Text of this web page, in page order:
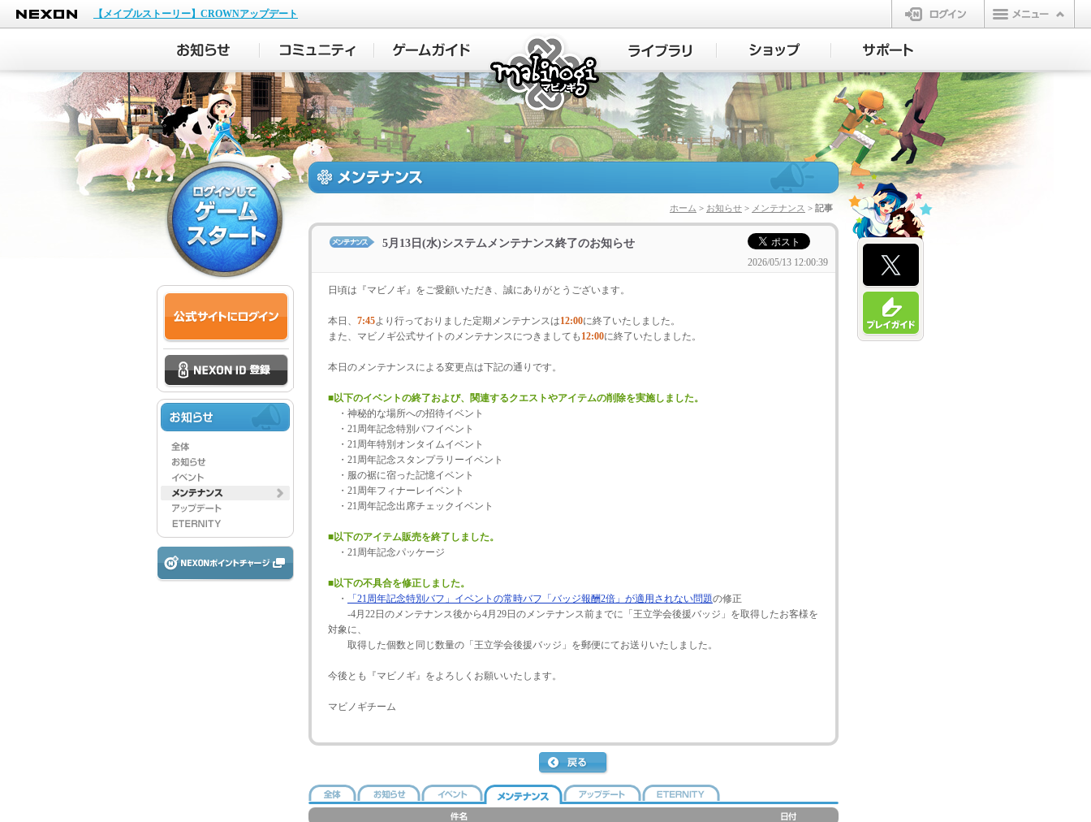
NEXON
【メイプルストーリー】CROWNアップデート
ログイン
マビノギ
ホーム > お知らせ > メンテナンス > 記事
5月13日(水)システムメンテナンス終了のお知らせ
2026/05/13 12:00:39
日頃は『マビノギ』をご愛顧いただき、誠にありがとうございます。
本日、 7:45より行っておりました定期メンテナンスは12:00に終了いたしました。
また、マビノギ公式サイトのメンテナンスにつきましても 12:00に終了いたしました。
本日のメンテナンスによる変更点は下記の通りです。
■以下のイベントの終了および、関連するクエストやアイテムの削除を実施しました。
・神秘的な場所への招待イベント
・21周年記念特別バフイベント
・21周年特別オンタイムイベント
・21周年記念スタンプラリーイベント
・服の裾に宿った記憶イベント
・21周年フィナーレイベント
・21周年記念出席チェックイベント
■以下のアイテム販売を終了しました。
・21周年記念パッケージ
■以下の不具合を修正しました。
・
「21周年記念特別バフ」イベントの常時バフ「バッジ報酬2倍」が適用されない問題の修正
-4月22日のメンテナンス後から4月29日のメンテナンス前までに「王立学会後援バッジ」を取得したお客様を
対象に、
取得した個数と同じ数量の「王立学会後援バッジ」を郵便にてお送りいたしました。
今後とも『マビノギ』をよろしくお願いいたします。
マビノギチーム